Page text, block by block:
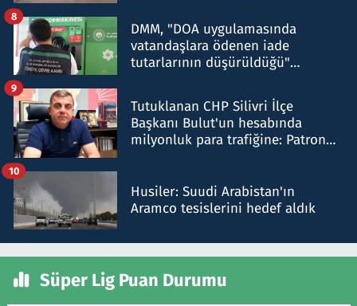
DMM, "DOA uygulamasında
vatandaşlara ödenen iade
tutarlarının düşürüldüğü"
8
Tutuklanan CHP Silivri İlçe
Başkanı Bulut'un hesabında
milyonluk para trafiğine: Patron
9
Husiler: Suudi Arabistan'ın
Aramco tesislerini hedef aldık
10
Süper Lig Puan Durumu